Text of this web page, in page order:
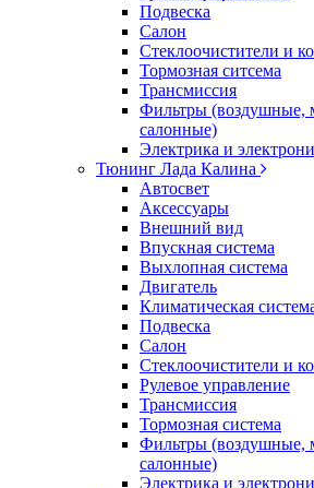
Подвеска
Салон
Стеклоочистители и
Тормозная ситсема
Трансмиссия
Фильтры (воздушные,
салонные)
Электрика и
Тюнинг Лада Калина
Автосвет
Аксессуары
Внешний вид
Впускная система
Выхлопная система
Двигатель
Климатическая
Подвеска
Салон
Стеклоочистители и
Рулевое управление
Трансмиссия
Тормозная система
Фильтры (воздушные,
салонные)
Электрика и